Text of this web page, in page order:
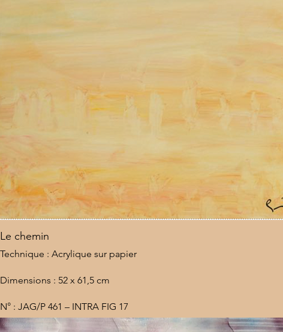
Le chemin
Technique : Acrylique sur papier
Dimensions : 52 x 61,5 cm
N° : JAG/P 461 – INTRA FIG 17
Lieu : États-Unis